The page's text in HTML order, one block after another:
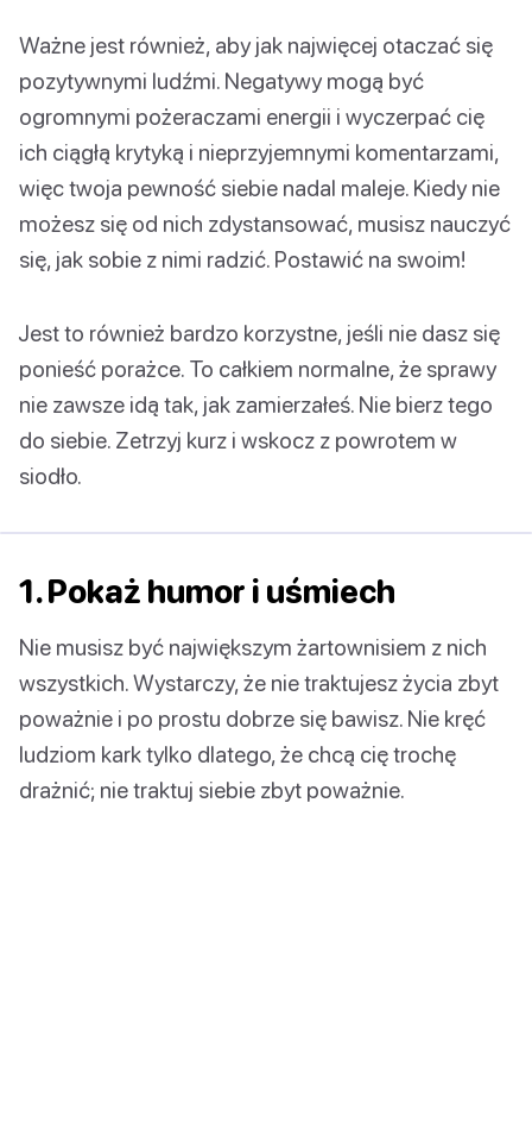
Ważne jest również, aby jak najwięcej otaczać się
pozytywnymi ludźmi. Negatywy mogą być
ogromnymi pożeraczami energii i wyczerpać cię
ich ciągłą krytyką i nieprzyjemnymi komentarzami,
więc twoja pewność siebie nadal maleje. Kiedy nie
możesz się od nich zdystansować, musisz nauczyć
się, jak sobie z nimi radzić. Postawić na swoim!
Jest to również bardzo korzystne, jeśli nie dasz się
ponieść porażce. To całkiem normalne, że sprawy
nie zawsze idą tak, jak zamierzałeś. Nie bierz tego
do siebie. Zetrzyj kurz i wskocz z powrotem w
siodło.
1. Pokaż humor i uśmiech
Nie musisz być największym żartownisiem z nich
wszystkich. Wystarczy, że nie traktujesz życia zbyt
poważnie i po prostu dobrze się bawisz. Nie kręć
ludziom kark tylko dlatego, że chcą cię trochę
drażnić; nie traktuj siebie zbyt poważnie.